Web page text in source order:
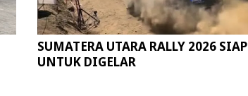
SUMATERA UTARA RALLY 2026 SIAP
UNTUK DIGELAR